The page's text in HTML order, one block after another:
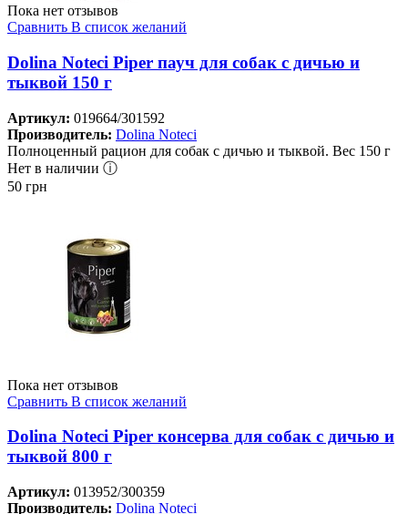
Пока нет отзывов
Сравнить В список желаний
Dolina Noteci Piper пауч для собак с дичью и
тыквой 150 г
Артикул: 019664/301592
Производитель: Dolina Noteci
Полноценный рацион для собак с дичью и тыквой. Вес 150 г
Нет в наличии ⓘ
50 грн
Пока нет отзывов
Сравнить В список желаний
Dolina Noteci Piper консерва для собак с дичью и
тыквой 800 г
Артикул: 013952/300359
Производитель: Dolina Noteci